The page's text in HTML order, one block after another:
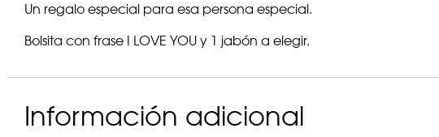
Un regalo especial para esa persona especial.
Bolsita con frase I LOVE YOU y 1 jabón a elegir.
Información adicional